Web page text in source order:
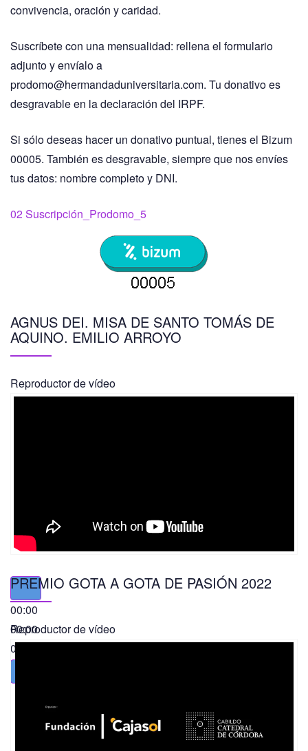
convivencia, oración y caridad.
Suscríbete con una mensualidad: rellena el formulario
adjunto y envíalo a
prodomo@hermandaduniversitaria.com. Tu donativo es
desgravable en la declaración del IRPF.
Si sólo deseas hacer un donativo puntual, tienes el Bizum
00005. También es desgravable, siempre que nos envíes
tus datos: nombre completo y DNI.
02 Suscripción_Prodomo_5
AGNUS DEI. MISA DE SANTO TOMÁS DE
AQUINO. EMILIO ARROYO
Reproductor de vídeo
00:00
00:00
01:49
PREMIO GOTA A GOTA DE PASIÓN 2022
Reproductor de vídeo